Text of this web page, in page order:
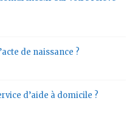
de naissance ?
d’aide à domicile ?